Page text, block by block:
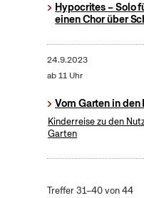
Hypocrites – Solo
einen Chor über
24.9.2023
ab 11 Uhr
Vom Garten in den
Kinderreise zu den
Garten
Treffer 31–40 von 44